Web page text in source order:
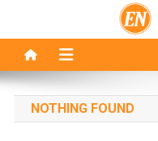
NOTHING FOUND